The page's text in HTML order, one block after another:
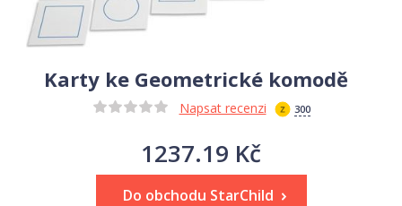
Karty ke Geometrické komodě
Napsat recenzi 300
1237.19 Kč
Do obchodu StarChild